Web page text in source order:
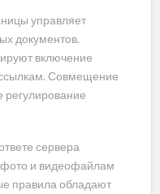
управляет
документов.
включение
Совмещение
регулирование
сервера
фото и видеофайлам
правила обладают